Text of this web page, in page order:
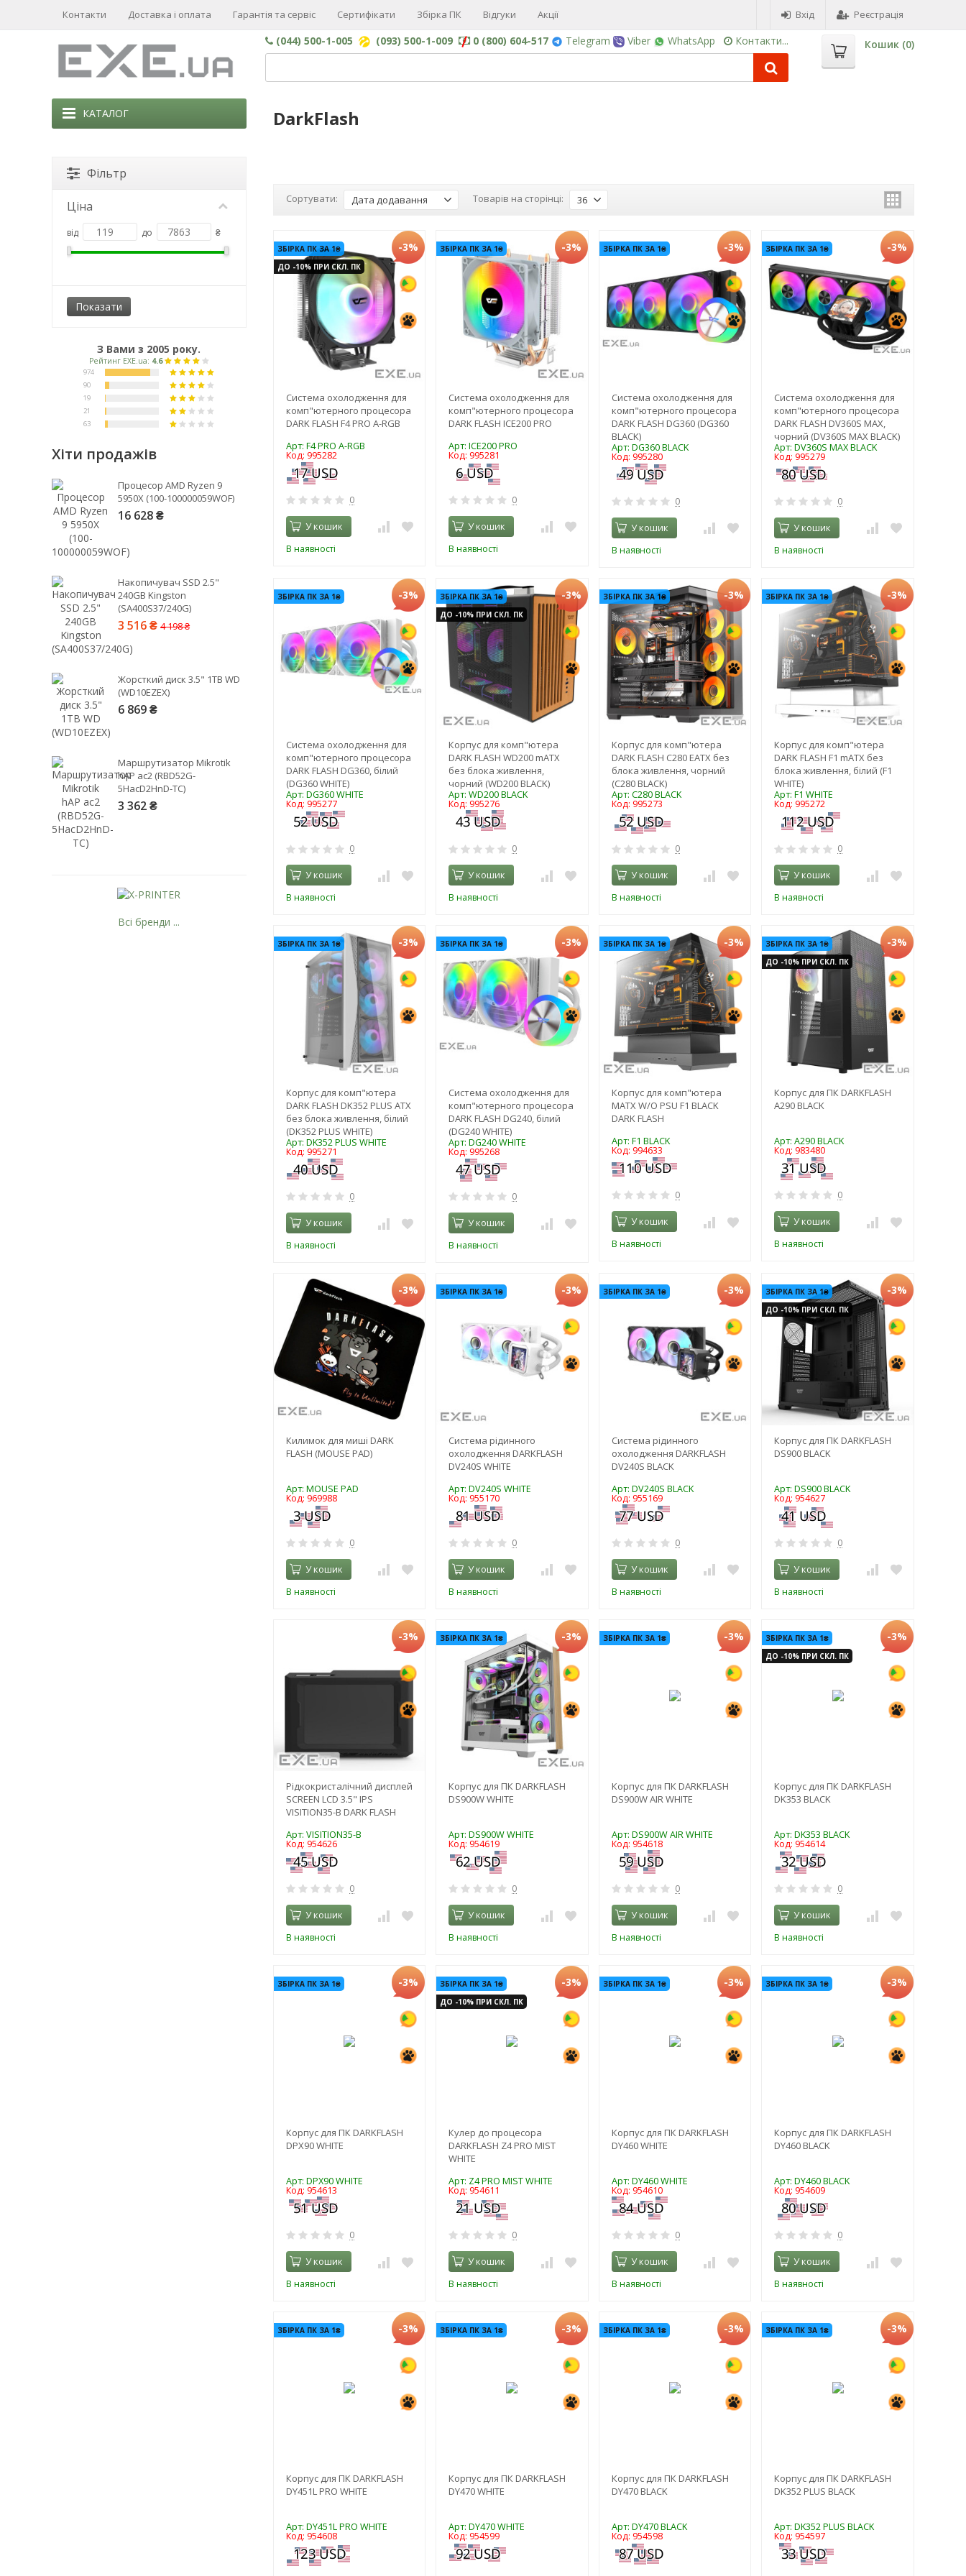
Контакти Доставка і оплата Гарантія та сервіс Сертифікати Збірка ПК Відгуки Акції Вхід Реєстрація
(044) 500-1-005 (093) 500-1-009 0 (800) 604-517 Telegram Viber WhatsApp Контакти... Кошик (0)
КАТАЛОГ DarkFlash
Сортувати: Дата додавання Товарів на сторінці: 36
ЗБІРКА ПК ЗА 1₴
ДО -10% ПРИ СКЛ. ПК
-3%
Система охолодження для
комп"ютерного процесора
DARK FLASH F4 PRO A-RGB
Арт: F4 PRO A-RGB
Код: 995282
0
У кошик
В наявності
ЗБІРКА ПК ЗА 1₴ -3%
Система охолодження для
комп"ютерного процесора
DARK FLASH ICE200 PRO
Арт: ICE200 PRO
Код: 995281
0
У кошик
В наявності
ЗБІРКА ПК ЗА 1₴ -3%
Система охолодження для
комп"ютерного процесора
DARK FLASH DG360 (DG360
BLACK)
Арт: DG360 BLACK
Код: 995280
0
У кошик
В наявності
ЗБІРКА ПК ЗА 1₴ -3%
Система охолодження для
комп"ютерного процесора
DARK FLASH DV360S MAX,
чорний (DV360S MAX BLACK)
Арт: DV360S MAX BLACK
Код: 995279
0
У кошик
В наявності
ЗБІРКА ПК ЗА 1₴ -3%
Система охолодження для
комп"ютерного процесора
DARK FLASH DG360, білий
(DG360 WHITE)
Арт: DG360 WHITE
Код: 995277
0
У кошик
В наявності
ЗБІРКА ПК ЗА 1₴
ДО -10% ПРИ СКЛ. ПК
-3%
Корпус для комп"ютера
DARK FLASH WD200 mATX
без блока живлення,
чорний (WD200 BLACK)
Арт: WD200 BLACK
Код: 995276
0
У кошик
В наявності
ЗБІРКА ПК ЗА 1₴ -3%
Корпус для комп"ютера
DARK FLASH C280 EATX без
блока живлення, чорний
(C280 BLACK)
Арт: C280 BLACK
Код: 995273
0
У кошик
В наявності
ЗБІРКА ПК ЗА 1₴ -3%
Корпус для комп"ютера
DARK FLASH F1 mATX без
блока живлення, білий (F1
WHITE)
Арт: F1 WHITE
Код: 995272
0
У кошик
В наявності
ЗБІРКА ПК ЗА 1₴ -3%
Корпус для комп"ютера
DARK FLASH DK352 PLUS ATX
без блока живлення, білий
(DK352 PLUS WHITE)
Арт: DK352 PLUS WHITE
Код: 995271
0
У кошик
В наявності
ЗБІРКА ПК ЗА 1₴ -3%
Система охолодження для
комп"ютерного процесора
DARK FLASH DG240, білий
(DG240 WHITE)
Арт: DG240 WHITE
Код: 995268
0
У кошик
В наявності
ЗБІРКА ПК ЗА 1₴ -3%
Корпус для комп"ютера
MATX W/O PSU F1 BLACK
DARK FLASH
Арт: F1 BLACK
Код: 994633
0
У кошик
В наявності
ЗБІРКА ПК ЗА 1₴
ДО -10% ПРИ СКЛ. ПК
-3%
Корпус для ПК DARKFLASH
A290 BLACK
Арт: A290 BLACK
Код: 983480
0
У кошик
В наявності
-3%
Килимок для миші DARK
FLASH (MOUSE PAD)
Арт: MOUSE PAD
Код: 969988
0
У кошик
В наявності
ЗБІРКА ПК ЗА 1₴ -3%
Система рідинного
охолодження DARKFLASH
DV240S WHITE
Арт: DV240S WHITE
Код: 955170
0
У кошик
В наявності
ЗБІРКА ПК ЗА 1₴ -3%
Система рідинного
охолодження DARKFLASH
DV240S BLACK
Арт: DV240S BLACK
Код: 955169
0
У кошик
В наявності
ЗБІРКА ПК ЗА 1₴
ДО -10% ПРИ СКЛ. ПК
-3%
Корпус для ПК DARKFLASH
DS900 BLACK
Арт: DS900 BLACK
Код: 954627
0
У кошик
В наявності
-3%
Рідкокристалічний дисплей
SCREEN LCD 3.5" IPS
VISITION35-B DARK FLASH
Арт: VISITION35-B
Код: 954626
0
У кошик
В наявності
ЗБІРКА ПК ЗА 1₴ -3%
Корпус для ПК DARKFLASH
DS900W WHITE
Арт: DS900W WHITE
Код: 954619
0
У кошик
В наявності
ЗБІРКА ПК ЗА 1₴ -3%
Корпус для ПК DARKFLASH
DS900W AIR WHITE
Арт: DS900W AIR WHITE
Код: 954618
0
У кошик
В наявності
ЗБІРКА ПК ЗА 1₴
ДО -10% ПРИ СКЛ. ПК
-3%
Корпус для ПК DARKFLASH
DK353 BLACK
Арт: DK353 BLACK
Код: 954614
0
У кошик
В наявності
ЗБІРКА ПК ЗА 1₴ -3%
Корпус для ПК DARKFLASH
DPX90 WHITE
Арт: DPX90 WHITE
Код: 954613
0
У кошик
В наявності
ЗБІРКА ПК ЗА 1₴
ДО -10% ПРИ СКЛ. ПК
-3%
Кулер до процесора
DARKFLASH Z4 PRO MIST
WHITE
Арт: Z4 PRO MIST WHITE
Код: 954611
0
У кошик
В наявності
ЗБІРКА ПК ЗА 1₴ -3%
Корпус для ПК DARKFLASH
DY460 WHITE
Арт: DY460 WHITE
Код: 954610
0
У кошик
В наявності
ЗБІРКА ПК ЗА 1₴ -3%
Корпус для ПК DARKFLASH
DY460 BLACK
Арт: DY460 BLACK
Код: 954609
0
У кошик
В наявності
ЗБІРКА ПК ЗА 1₴ -3%
Корпус для ПК DARKFLASH
DY451L PRO WHITE
Арт: DY451L PRO WHITE
Код: 954608
ЗБІРКА ПК ЗА 1₴ -3%
Корпус для ПК DARKFLASH
DY470 WHITE
Арт: DY470 WHITE
Код: 954599
ЗБІРКА ПК ЗА 1₴ -3%
Корпус для ПК DARKFLASH
DY470 BLACK
Арт: DY470 BLACK
Код: 954598
ЗБІРКА ПК ЗА 1₴ -3%
Корпус для ПК DARKFLASH
DK352 PLUS BLACK
Арт: DK352 PLUS BLACK
Код: 954597
Фільтр
Ціна
від до ₴
З Вами з 2005 року.
Рейтинг EXE.ua:4.6
974
90
21
Хіти продажів
Процесор AMD Ryzen 9
5950X (100-100000059WOF)
16 628 ₴
Накопичувач SSD 2.5"
240GB Kingston
(SA400S37/240G)
3 516 ₴ 4 198 ₴
Жорсткий диск 3.5" 1TB WD
(WD10EZEX)
6 869 ₴
Маршрутизатор Mikrotik
hAP ac2 (RBD52G-
5HacD2HnD-TC)
3 362 ₴
Всі бренди ...